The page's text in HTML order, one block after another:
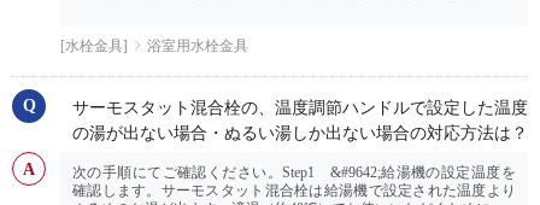
[水栓金具] 浴室用水栓金具
サーモスタット混合栓の、温度調節ハンドルで設定した温度
の湯が出ない場合・ぬるい湯しか出ない場合の対応方法は？
次の手順にてご確認ください。Step1 &#9642;給湯機の設定温度を
確認します。サーモスタット混合栓は給湯機で設定された温度より